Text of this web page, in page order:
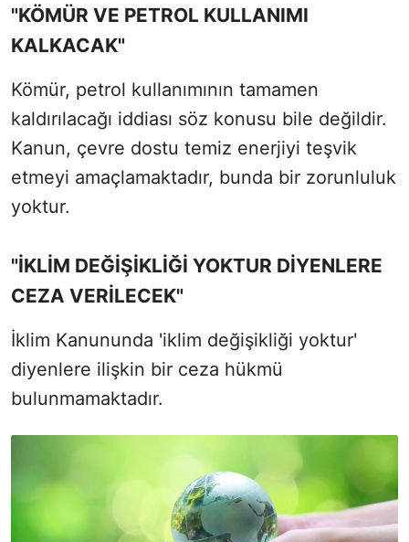
"KÖMÜR VE PETROL KULLANIMI
KALKACAK"
Kömür, petrol kullanımının tamamen
kaldırılacağı iddiası söz konusu bile değildir.
Kanun, çevre dostu temiz enerjiyi teşvik
etmeyi amaçlamaktadır, bunda bir zorunluluk
yoktur.
"İKLİM DEĞİŞİKLİĞİ YOKTUR DİYENLERE
CEZA VERİLECEK"
İklim Kanununda 'iklim değişikliği yoktur'
diyenlere ilişkin bir ceza hükmü
bulunmamaktadır.